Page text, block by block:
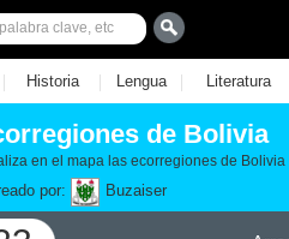
| Historia | Lengua | Literatura
de Bolivia
en el mapa las ecorregiones de Bolivia
por: Buzaiser